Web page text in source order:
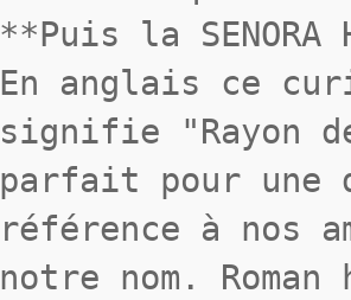
**Puis la SENORA
En anglais ce
signifie "Rayon
parfait pour une
référence à nos
notre nom.